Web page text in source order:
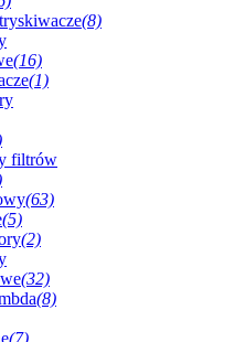
(8)
(16)
(1)
filtrów
(63)
(5)
(2)
(32)
(8)
(7)